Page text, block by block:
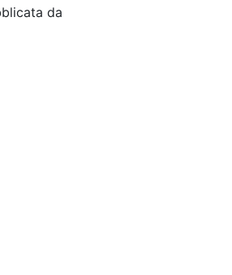
da